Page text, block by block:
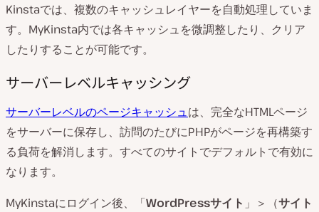
Kinstaでは、複数のキャッシュレイヤーを自動処理していま
す。MyKinsta内では各キャッシュを微調整したり、クリア
したりすることが可能です。
サーバーレベルキャッシング
サーバーレベルのページキャッシュは、完全なHTMLページ
をサーバーに保存し、訪問のたびにPHPがページを再構築す
る負荷を解消します。すべてのサイトでデフォルトで有効に
なります。
MyKinstaにログイン後、「WordPressサイト 」＞（サイト